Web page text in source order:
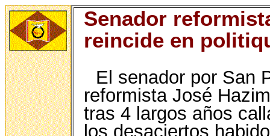
Senador
reincide en
El senador por San
reformista José
tras 4 largos años
los desaciertos